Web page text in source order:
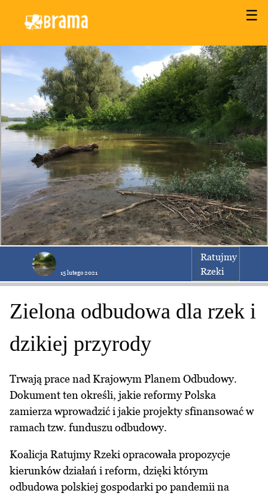
☰
15 lutego 2021
Ratujmy
Rzeki
Zielona odbudowa dla rzek i
dzikiej przyrody
Trwają prace nad Krajowym Planem Odbudowy.
Dokument ten określi, jakie reformy Polska
zamierza wprowadzić i jakie projekty sfinansować w
ramach tzw. funduszu odbudowy.
Koalicja Ratujmy Rzeki opracowała propozycje
kierunków działań i reform, dzięki którym
odbudowa polskiej gospodarki po pandemii na